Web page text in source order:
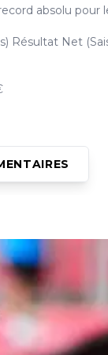
absolu pour
Résultat Net
français que les
que les
30€ ...................
partie des
!!! Dans ces
en terme de
aitres ligues....